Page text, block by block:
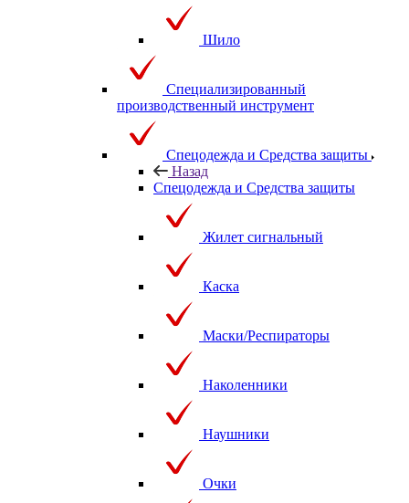
Шило
Специализированный
производственный инструмент
Спецодежда и Средства защиты
Назад
Спецодежда и Средства защиты
Жилет сигнальный
Каска
Маски/Респираторы
Наколенники
Наушники
Очки